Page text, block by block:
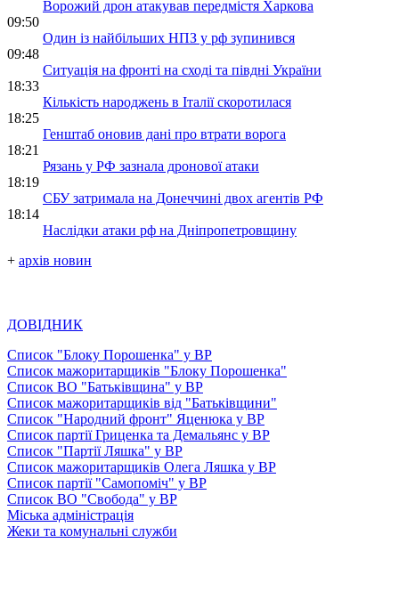
Ворожий дрон атакував передмістя Харкова
09:50
Один із найбільших НПЗ у рф зупинився
09:48
Ситуація на фронті на сході та півдні України
18:33
Кількість народжень в Італії скоротилася
18:25
Генштаб оновив дані про втрати ворога
18:21
Рязань у РФ зазнала дронової атаки
18:19
СБУ затримала на Донеччині двох агентів РФ
18:14
Наслідки атаки рф на Дніпропетровщину
+ архів новин
ДОВІДНИК
Список "Блоку Порошенка" у ВР
Список мажоритарщиків "Блоку Порошенка"
Список ВО "Батьківщина" у ВР
Список мажоритарщиків від "Батьківщини"
Список "Народний фронт" Яценюка у ВР
Список партії Гриценка та Демальянс у ВР
Список "Партії Ляшка" у ВР
Список мажоритарщиків Олега Ляшка у ВР
Список партії "Самопоміч" у ВР
Список ВО "Свобода" у ВР
Міська адміністрація
Жеки та комунальні служби